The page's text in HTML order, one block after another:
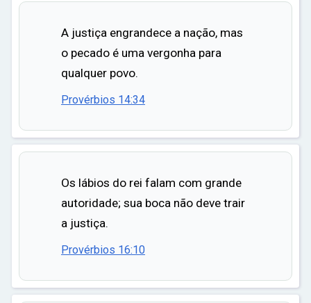
A justiça engrandece a nação, mas
o pecado é uma vergonha para
qualquer povo.
Provérbios 14:34
Os lábios do rei falam com grande
autoridade; sua boca não deve trair
a justiça.
Provérbios 16:10